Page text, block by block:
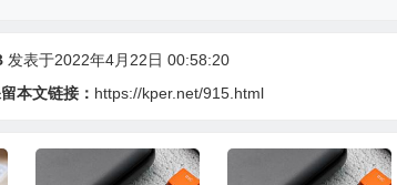
发表于2022年4月22日 00:58:20
本文链接： https://kper.net/915.html